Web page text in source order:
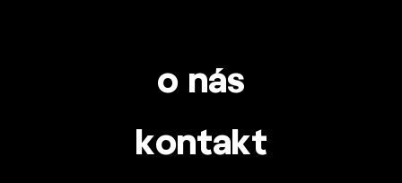
o nás
kontakt